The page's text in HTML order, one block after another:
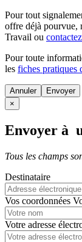
Pour tout
offre déjà pourvue,
Travail ou
Pour toute
les fiches pratiques
Annuler
×
Envoyer à
Tous les champs
Destinataire
Vos coordonnées
Votre adresse